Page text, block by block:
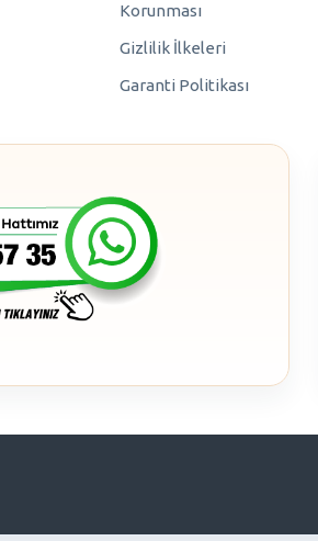
Korunması
Gizlilik İlkeleri
Garanti Politikası